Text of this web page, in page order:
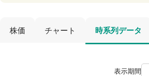
株価 チャート 時系列データ
表示期間